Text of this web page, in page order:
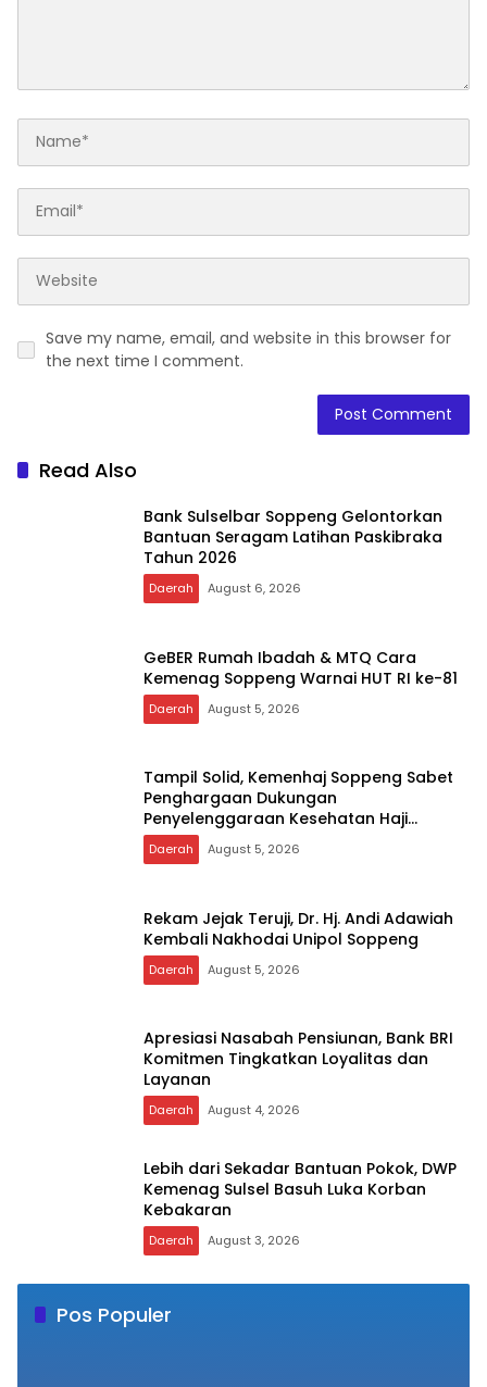
Save my name, email, and website in this browser for
the next time I comment.
Read Also
Bank Sulselbar Soppeng Gelontorkan
Bantuan Seragam Latihan Paskibraka
Tahun 2026
Daerah August 6, 2026
GeBER Rumah Ibadah & MTQ Cara
Kemenag Soppeng Warnai HUT RI ke-81
Daerah August 5, 2026
Tampil Solid, Kemenhaj Soppeng Sabet
Penghargaan Dukungan
Penyelenggaraan Kesehatan Haji
Terbaik
Daerah August 5, 2026
Rekam Jejak Teruji, Dr. Hj. Andi Adawiah
Kembali Nakhodai Unipol Soppeng
Daerah August 5, 2026
Apresiasi Nasabah Pensiunan, Bank BRI
Komitmen Tingkatkan Loyalitas dan
Layanan
Daerah August 4, 2026
Lebih dari Sekadar Bantuan Pokok, DWP
Kemenag Sulsel Basuh Luka Korban
Kebakaran
Daerah August 3, 2026
Pos Populer